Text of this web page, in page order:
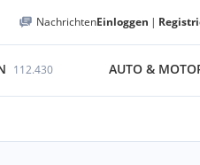
NachrichtenEinloggen |
112.430 AUTO &